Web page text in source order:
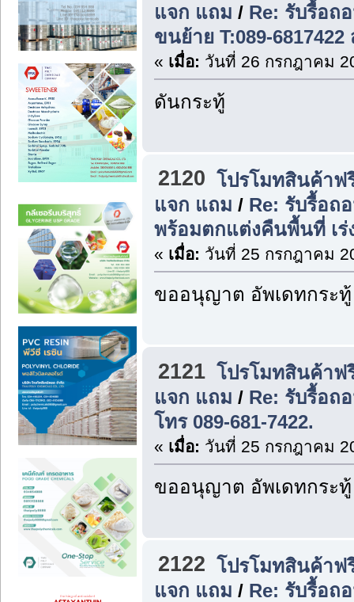
แจก แถม / Re: รับรื้อถ
ขนย้าย T:089-6817422
« เมื่อ: วันที่ 26 กรกฎาคม
ดันกระทู้
2120 โปรโมทสินค้าฟ
แจก แถม / Re: รับรื้อถ
พร้อมตกแต่งคืนพื้นที่ เร่
« เมื่อ: วันที่ 25 กรกฎาคม
ขออนุญาต อัพเดทกระทู้
2121 โปรโมทสินค้าฟ
แจก แถม / Re: รับรื้อถ
โทร 089-681-7422.
« เมื่อ: วันที่ 25 กรกฎาคม
ขออนุญาต อัพเดทกระทู้
2122 โปรโมทสินค้าฟ
แจก แถม / Re: รับรื้อถ